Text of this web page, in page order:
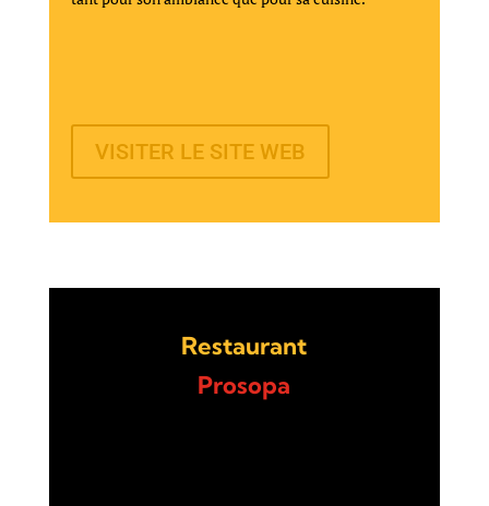
VISITER LE SITE WEB
Restaurant
Prosopa